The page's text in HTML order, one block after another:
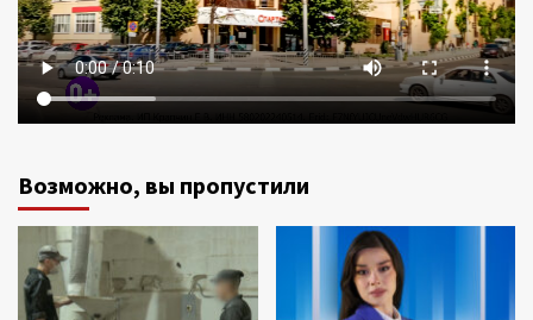
Возможно, вы пропустили